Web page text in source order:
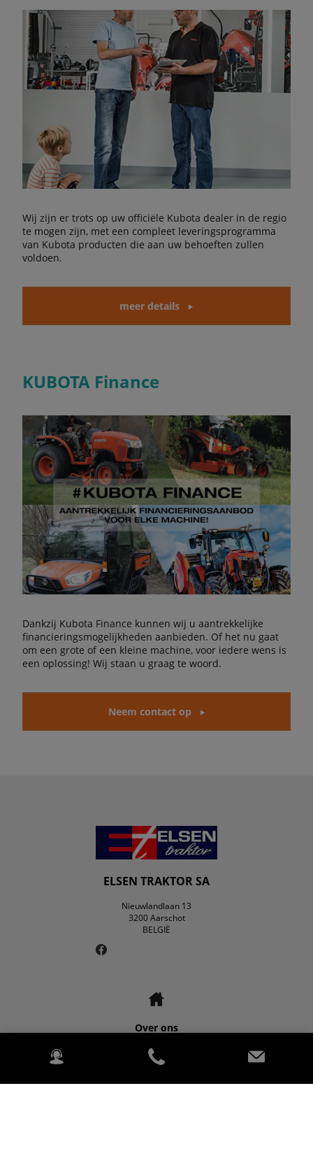
Wij zijn er trots op uw officiële Kubota dealer in de regio
te mogen zijn, met een compleet leveringsprogramma
van Kubota producten die aan uw behoeften zullen
voldoen.
meer details
KUBOTA Finance
Dankzij Kubota Finance kunnen wij u aantrekkelijke
financieringsmogelijkheden aanbieden. Of het nu gaat
om een grote of een kleine machine, voor iedere wens is
een oplossing! Wij staan u graag te woord.
Neem contact op
ELSEN TRAKTOR SA
Nieuwlandlaan 13
3200 Aarschot
BELGIË
Over ons
Contact